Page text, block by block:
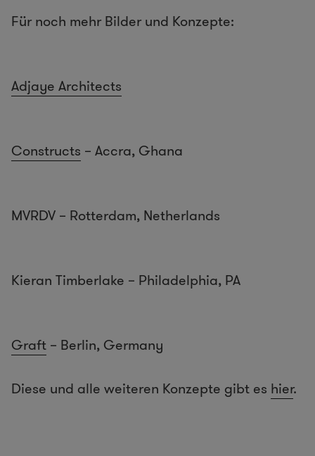
Für noch mehr Bilder und Konzepte:
Adjaye Architects
Constructs – Accra, Ghana
MVRDV – Rotterdam, Netherlands
Kieran Timberlake – Philadelphia, PA
Graft – Berlin, Germany
Diese und alle weiteren Konzepte gibt es hier.